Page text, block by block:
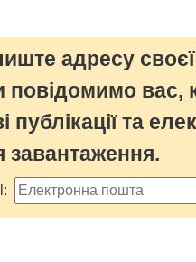
адресу
повідомимо вас,
публікації та
завантаження.